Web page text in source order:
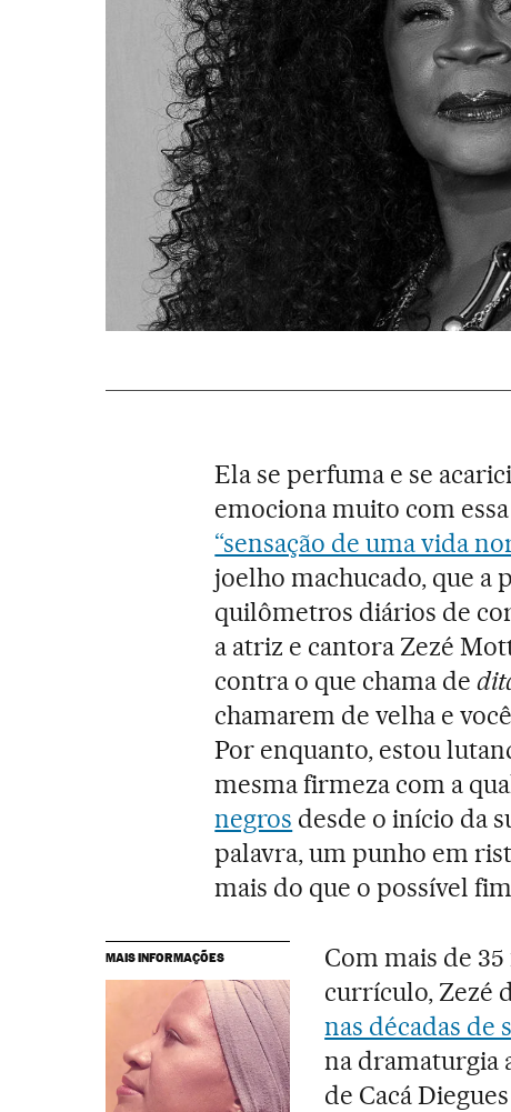
Ela se perfuma e se
emociona muito com
“sensação de uma vida
joelho machucado, que a
quilômetros diários de
a atriz e cantora Zezé
contra o que chama de
chamarem de velha e
Por enquanto, estou
mesma firmeza com a
negros desde o início da
palavra, um punho em
mais do que o possível
MAIS INFORMAÇÕES
Com mais de
currículo, Zezé
nas décadas de
na dramaturgia
de Cacá